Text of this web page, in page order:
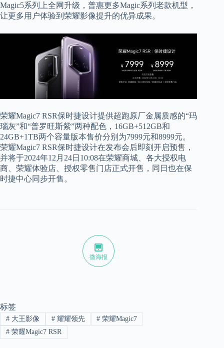
Magic5系列上全网升级，普惠更多Magic系列老款机型，
让更多用户体验到荣耀影像提升的优异成果。
荣耀Magic7 RSR保时捷设计提供超跑原厂金属质感的“玛
瑙灰”和“普罗旺斯紫”两种配色，16GB+512GB和
24GB+1TB两个容量版本售价分别为7999元和8999元。
荣耀Magic7 RSR保时捷设计在发布会后即刻开启预售，
并将于2024年12月24日10:08在荣耀商城、各大授权电
商、荣耀体验店、授权零售门店正式开售，同日也在保
时捷中心同步开售。
微海报
标签
#大王影像 #耀耀领先 # 荣耀Magic7
#荣耀Magic7 RSR